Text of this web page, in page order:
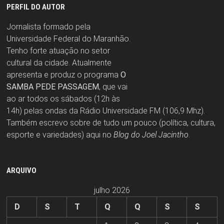
PERFIL DO AUTOR
Jornalista formado pela
Universidade Federal do Maranhão.
Tenho forte atuação no setor
cultural da cidade. Atualmente
apresenta e produz o programa O
SAMBA PEDE PASSAGEM, que vai
ao ar todos os sábados (12h às
14h) pelas ondas da Rádio Universidade FM (106,9 Mhz).
Também escrevo sobre de tudo um pouco (política, cultura,
esporte e variedades) aqui no Blog do Joel Jacintho
ARQUIVO
julho 2026
D
S T Q Q S
S